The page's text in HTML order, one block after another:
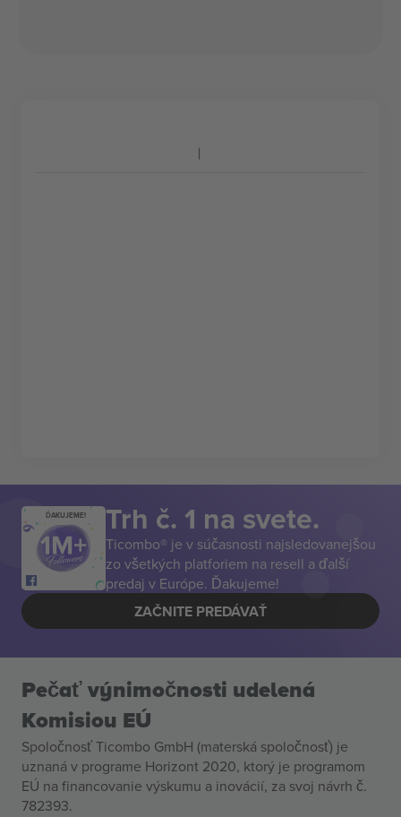
ĎAKUJEME! Trh č. 1 na svete.
Ticombo® je v súčasnosti najsledovanejšou
zo všetkých platforiem na resell a ďalší
predaj v Európe. Ďakujeme!
ZAČNITE PREDÁVAŤ
Pečať výnimočnosti udelená
Komisiou EÚ
Spoločnosť Ticombo GmbH (materská spoločnosť) je
uznaná v programe Horizont 2020, ktorý je programom
EÚ na financovanie výskumu a inovácií, za svoj návrh č.
782393.